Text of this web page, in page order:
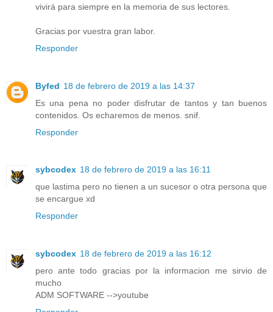
vivirá para siempre en la memoria de sus lectores.
Gracias por vuestra gran labor.
Responder
Byfed 18 de febrero de 2019 a las 14:37
Es una pena no poder disfrutar de tantos y tan buenos
contenidos. Os echaremos de menos. snif.
Responder
sybcodex 18 de febrero de 2019 a las 16:11
que lastima pero no tienen a un sucesor o otra persona que
se encargue xd
Responder
sybcodex 18 de febrero de 2019 a las 16:12
pero ante todo gracias por la informacion me sirvio de
mucho
ADM SOFTWARE -->youtube